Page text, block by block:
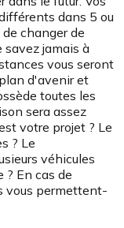
dans 5 ou
changer de
savez jamais à
vous seront
d'avenir et
toutes les
sera assez
votre projet ? Le
? Le
véhicules
? En cas de
vous permettent-